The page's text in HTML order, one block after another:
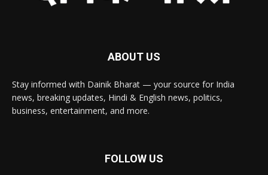
ABOUT US
Stay informed with Dainik Bharat — your source for India
news, breaking updates, Hindi & English news, politics,
business, entertainment, and more.
FOLLOW US